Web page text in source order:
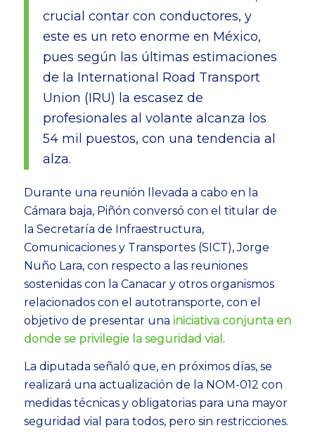
crucial contar con conductores, y
este es un reto enorme en México,
pues según las últimas estimaciones
de la International Road Transport
Union (IRU) la escasez de
profesionales al volante alcanza los
54 mil puestos, con una tendencia al
alza.
Durante una reunión llevada a cabo en la
Cámara baja, Piñón conversó con el titular de
la Secretaría de Infraestructura,
Comunicaciones y Transportes (SICT), Jorge
Nuño Lara, con respecto a las reuniones
sostenidas con la Canacar y otros organismos
relacionados con el autotransporte, con el
objetivo de presentar una iniciativa conjunta en
donde se privilegie la seguridad vial .
La diputada señaló que, en próximos días, se
realizará una actualización de la NOM-012 con
medidas técnicas y obligatorias para una mayor
seguridad vial para todos, pero sin restricciones.